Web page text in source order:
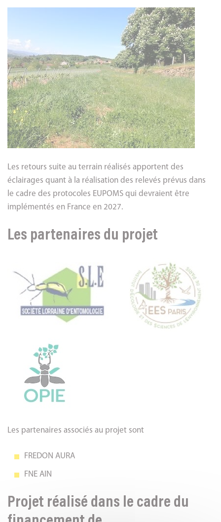
Les retours suite au terrain réalisés apportent des
éclairages quant à la réalisation des relevés prévus dans
le cadre des protocoles EUPOMS qui devraient être
implémentés en France en 2027.
Les partenaires du projet
Les partenaires associés au projet sont
FREDON AURA
FNE AIN
Projet réalisé dans le cadre du